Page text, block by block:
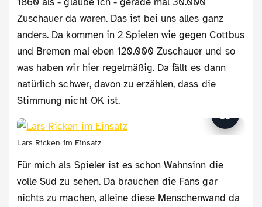
Zuschauer da waren. Das ist bei uns alles ganz
anders. Da kommen in 2 Spielen wie gegen Cottbus
und Bremen mal eben 120.000 Zuschauer und so
was haben wir hier regelmäßig. Da fällt es dann
natürlich schwer, davon zu erzählen, dass die
Stimmung nicht OK ist.
Lars Ricken im Einsatz
Für mich als Spieler ist es schon Wahnsinn die
volle Süd zu sehen. Da brauchen die Fans gar
nichts zu machen, alleine diese Menschenwand da